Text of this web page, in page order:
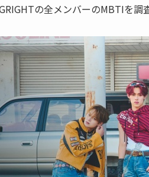
の全メンバーのMBTIを調